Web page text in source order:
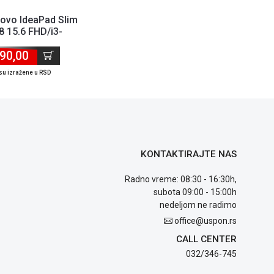
IdeaPad Slim
15.6 FHD/i3-
izražene u RSD
KONTAKTIRAJTE NAS
Radno vreme: 08:30 - 16:30h,
subota 09:00 - 15:00h
nedeljom ne radimo
office@uspon.rs
CALL CENTER
032/346-745